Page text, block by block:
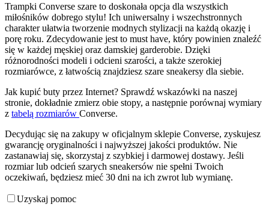
Trampki Converse szare to doskonała opcja dla wszystkich
miłośników dobrego stylu! Ich uniwersalny i wszechstronnych
charakter ułatwia tworzenie modnych stylizacji na każdą okazję i
porę roku. Zdecydowanie jest to must have, który powinien znaleźć
się w każdej męskiej oraz damskiej garderobie. Dzięki
różnorodności modeli i odcieni szarości, a także szerokiej
rozmiarówce, z łatwością znajdziesz szare sneakersy dla siebie.
Jak kupić buty przez Internet? Sprawdź wskazówki na naszej
stronie, dokładnie zmierz obie stopy, a następnie porównaj wymiary
z tabelą rozmiarów Converse.
Decydując się na zakupy w oficjalnym sklepie Converse, zyskujesz
gwarancję oryginalności i najwyższej jakości produktów. Nie
zastanawiaj się, skorzystaj z szybkiej i darmowej dostawy. Jeśli
rozmiar lub odcień szarych sneakersów nie spełni Twoich
oczekiwań, będziesz mieć 30 dni na ich zwrot lub wymianę.
Uzyskaj pomoc